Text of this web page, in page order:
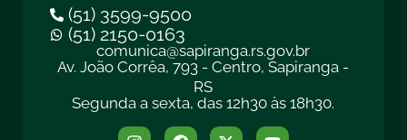
(51) 3599-9500
(51) 2150-0163
comunica@sapiranga.rs.gov.br
Av. João Corrêa, 793 - Centro, Sapiranga -
RS
Segunda a sexta, das 12h30 às 18h30.